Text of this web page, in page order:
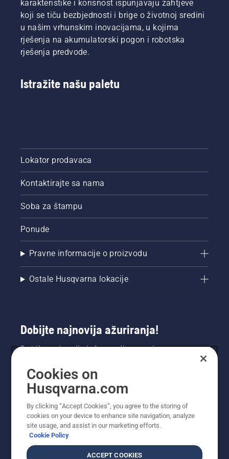
najboljima
u poslu.
karakteristike i korisnost ispunjavaju zahtjeve
koji se tiču bezbjednosti i brige o životnoj sredini
u našim vrhunskim inovacijama, u kojima
rješenja na akumulatorski pogon i robotska
rješenja predvode.
Istražite našu paletu
Lokator prodavaca
Kontaktirajte sa nama
Soba za štampu
Ponude
Pravne informacije o proizvodu
Ostale Husqvarna lokacije
Dobijte najnovija ažuriranja!
Dobijte najnovije informacije o novim
proizvodima, specijalnim ponudama i još mnogo
toga. Prijavite se na naš bilten ovdje.
Cookies on
Husqvarna.com
By clicking “Accept Cookies”, you agree to the storing of
cookies on your device to enhance site navigation, analyze
site usage, and assist in our marketing efforts.
Cookie Policy
ACCEPT COOKIES